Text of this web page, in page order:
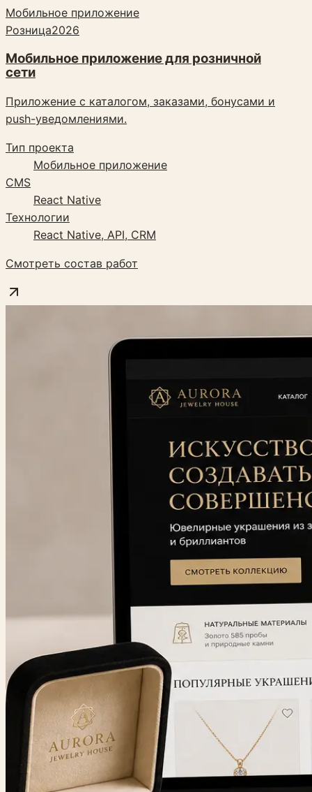
Мобильное приложение
Розница2026
Мобильное приложение для розничной
сети
Приложение с каталогом, заказами, бонусами и
push-уведомлениями.
Тип проекта
Мобильное приложение
CMS
React Native
Технологии
React Native, API, CRM
Смотреть состав работ